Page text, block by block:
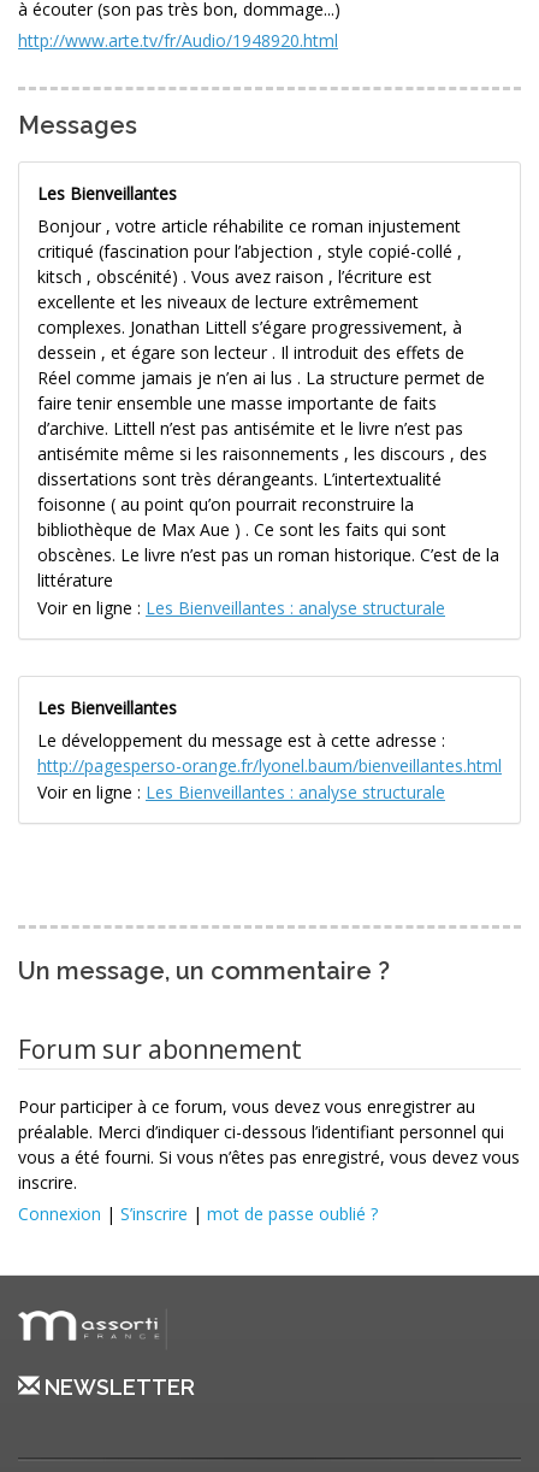
à écouter (son pas très bon, dommage...)
http://www.arte.tv/fr/Audio/1948920.html
Messages
Les Bienveillantes
Bonjour , votre article réhabilite ce roman injustement
critiqué (fascination pour l’abjection , style copié-collé ,
kitsch , obscénité) . Vous avez raison , l’écriture est
excellente et les niveaux de lecture extrêmement
complexes. Jonathan Littell s’égare progressivement, à
dessein , et égare son lecteur . Il introduit des effets de
Réel comme jamais je n’en ai lus . La structure permet de
faire tenir ensemble une masse importante de faits
d’archive. Littell n’est pas antisémite et le livre n’est pas
antisémite même si les raisonnements , les discours , des
dissertations sont très dérangeants. L’intertextualité
foisonne ( au point qu’on pourrait reconstruire la
bibliothèque de Max Aue ) . Ce sont les faits qui sont
obscènes. Le livre n’est pas un roman historique. C’est de la
littérature
Voir en ligne : Les Bienveillantes : analyse structurale
Les Bienveillantes
Le développement du message est à cette adresse :
http://pagesperso-orange.fr/lyonel.baum/bienveillantes.html
Voir en ligne : Les Bienveillantes : analyse structurale
Un message, un commentaire ?
Forum sur abonnement
Pour participer à ce forum, vous devez vous enregistrer au
préalable. Merci d’indiquer ci-dessous l’identifiant personnel qui
vous a été fourni. Si vous n’êtes pas enregistré, vous devez vous
inscrire.
Connexion | S’inscrire | mot de passe oublié ?
NEWSLETTER